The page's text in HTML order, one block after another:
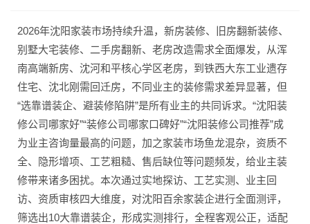
2026年沈阳家装市场持续升温，新房装修、旧房翻新装修、
别墅大宅装修、二手房翻新、老房改造需求全面爆发，从浑
南高端新房、沈河和平核心学区老房，到铁西大东工业遗存
住宅、沈北刚需回迁房，不同业主的装修需求差异显著，但
“选靠谱装企、避装修陷阱”是所有业主的共同诉求。“沈阳装
修公司哪家好”“装修公司哪家口碑好”“沈阳装修公司推荐”成
为业主咨询量最高的问题，加之家装市场鱼龙混杂，资质不
全、隐形增项、工艺粗糙、售后缺位等问题频发，给业主装
修带来诸多困扰。本次通过实地探访、工艺实测、业主回
访、资质审核四大维度，对沈阳百余家装企进行全面测评，
筛选出10大靠谱装企，形成实测排行，全程客观公正，适配